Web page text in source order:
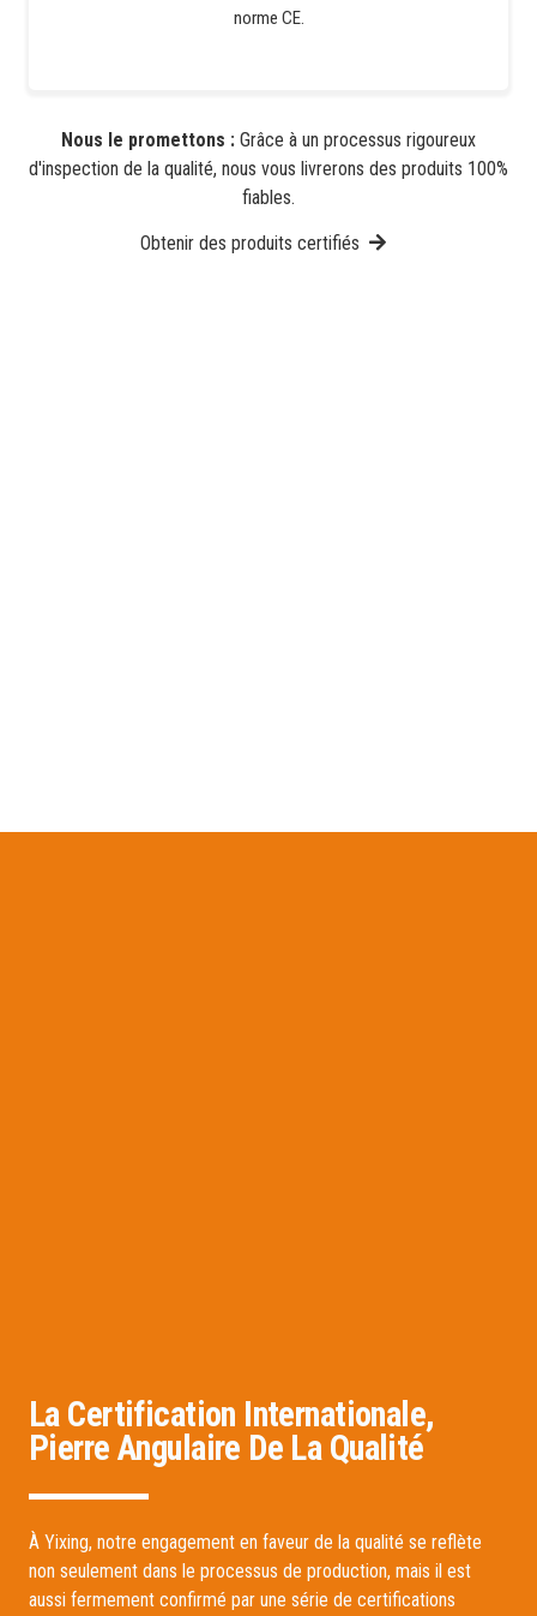
norme CE.
Nous le promettons : Grâce à un processus rigoureux
d'inspection de la qualité, nous vous livrerons des produits 100%
fiables.
Obtenir des produits certifiés
La Certification Internationale,
Pierre Angulaire De La Qualité
À Yixing, notre engagement en faveur de la qualité se reflète
non seulement dans le processus de production, mais il est
aussi fermement confirmé par une série de certifications